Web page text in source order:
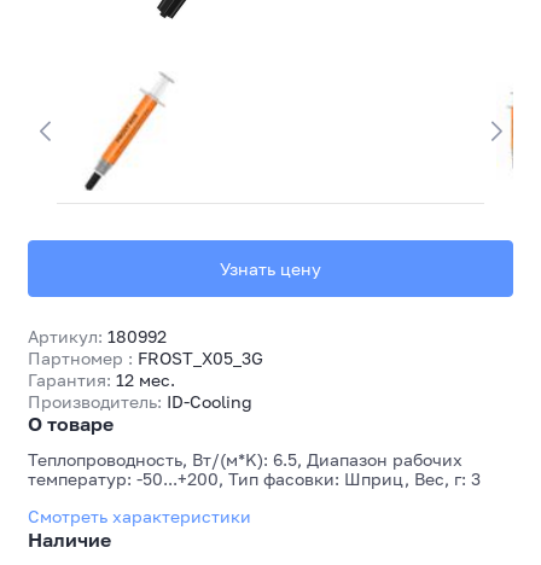
Артикул: 180992
Партномер : FROST_X05_3G
Гарантия: 12 мес.
Производитель: ID-Cooling
О товаре
Теплопроводность, Вт/(м*K): 6.5, Диапазон рабочих
температур: -50...+200, Тип фасовки: Шприц, Вес, г: 3
Смотреть характеристики
Наличие
Узнать цену